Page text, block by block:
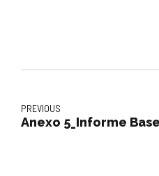
PREVIOUS
Anexo 5_Informe